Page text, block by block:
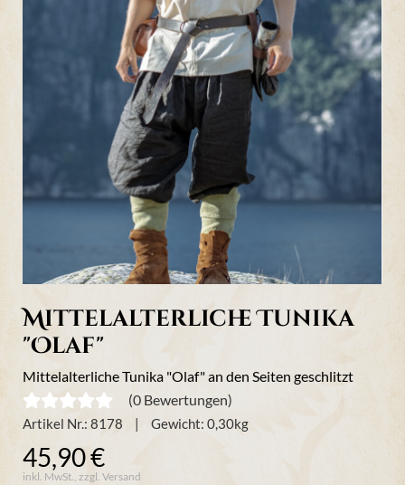
Mittelalterliche Tunika
"Olaf"
Mittelalterliche Tunika "Olaf" an den Seiten geschlitzt
(0 Bewertungen)
Artikel Nr.: 8178 Gewicht: 0,30kg
45,90 €
inkl. MwSt., zzgl. Versand